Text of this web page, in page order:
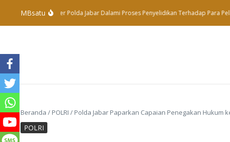
MBsatu
Subdit Tipidter Polda Jabar Dalami Proses Penyelidikan Terhadap Para
Beranda / POLRI / Polda Jabar Paparkan Capaian Penegakan Hukum
POLRI